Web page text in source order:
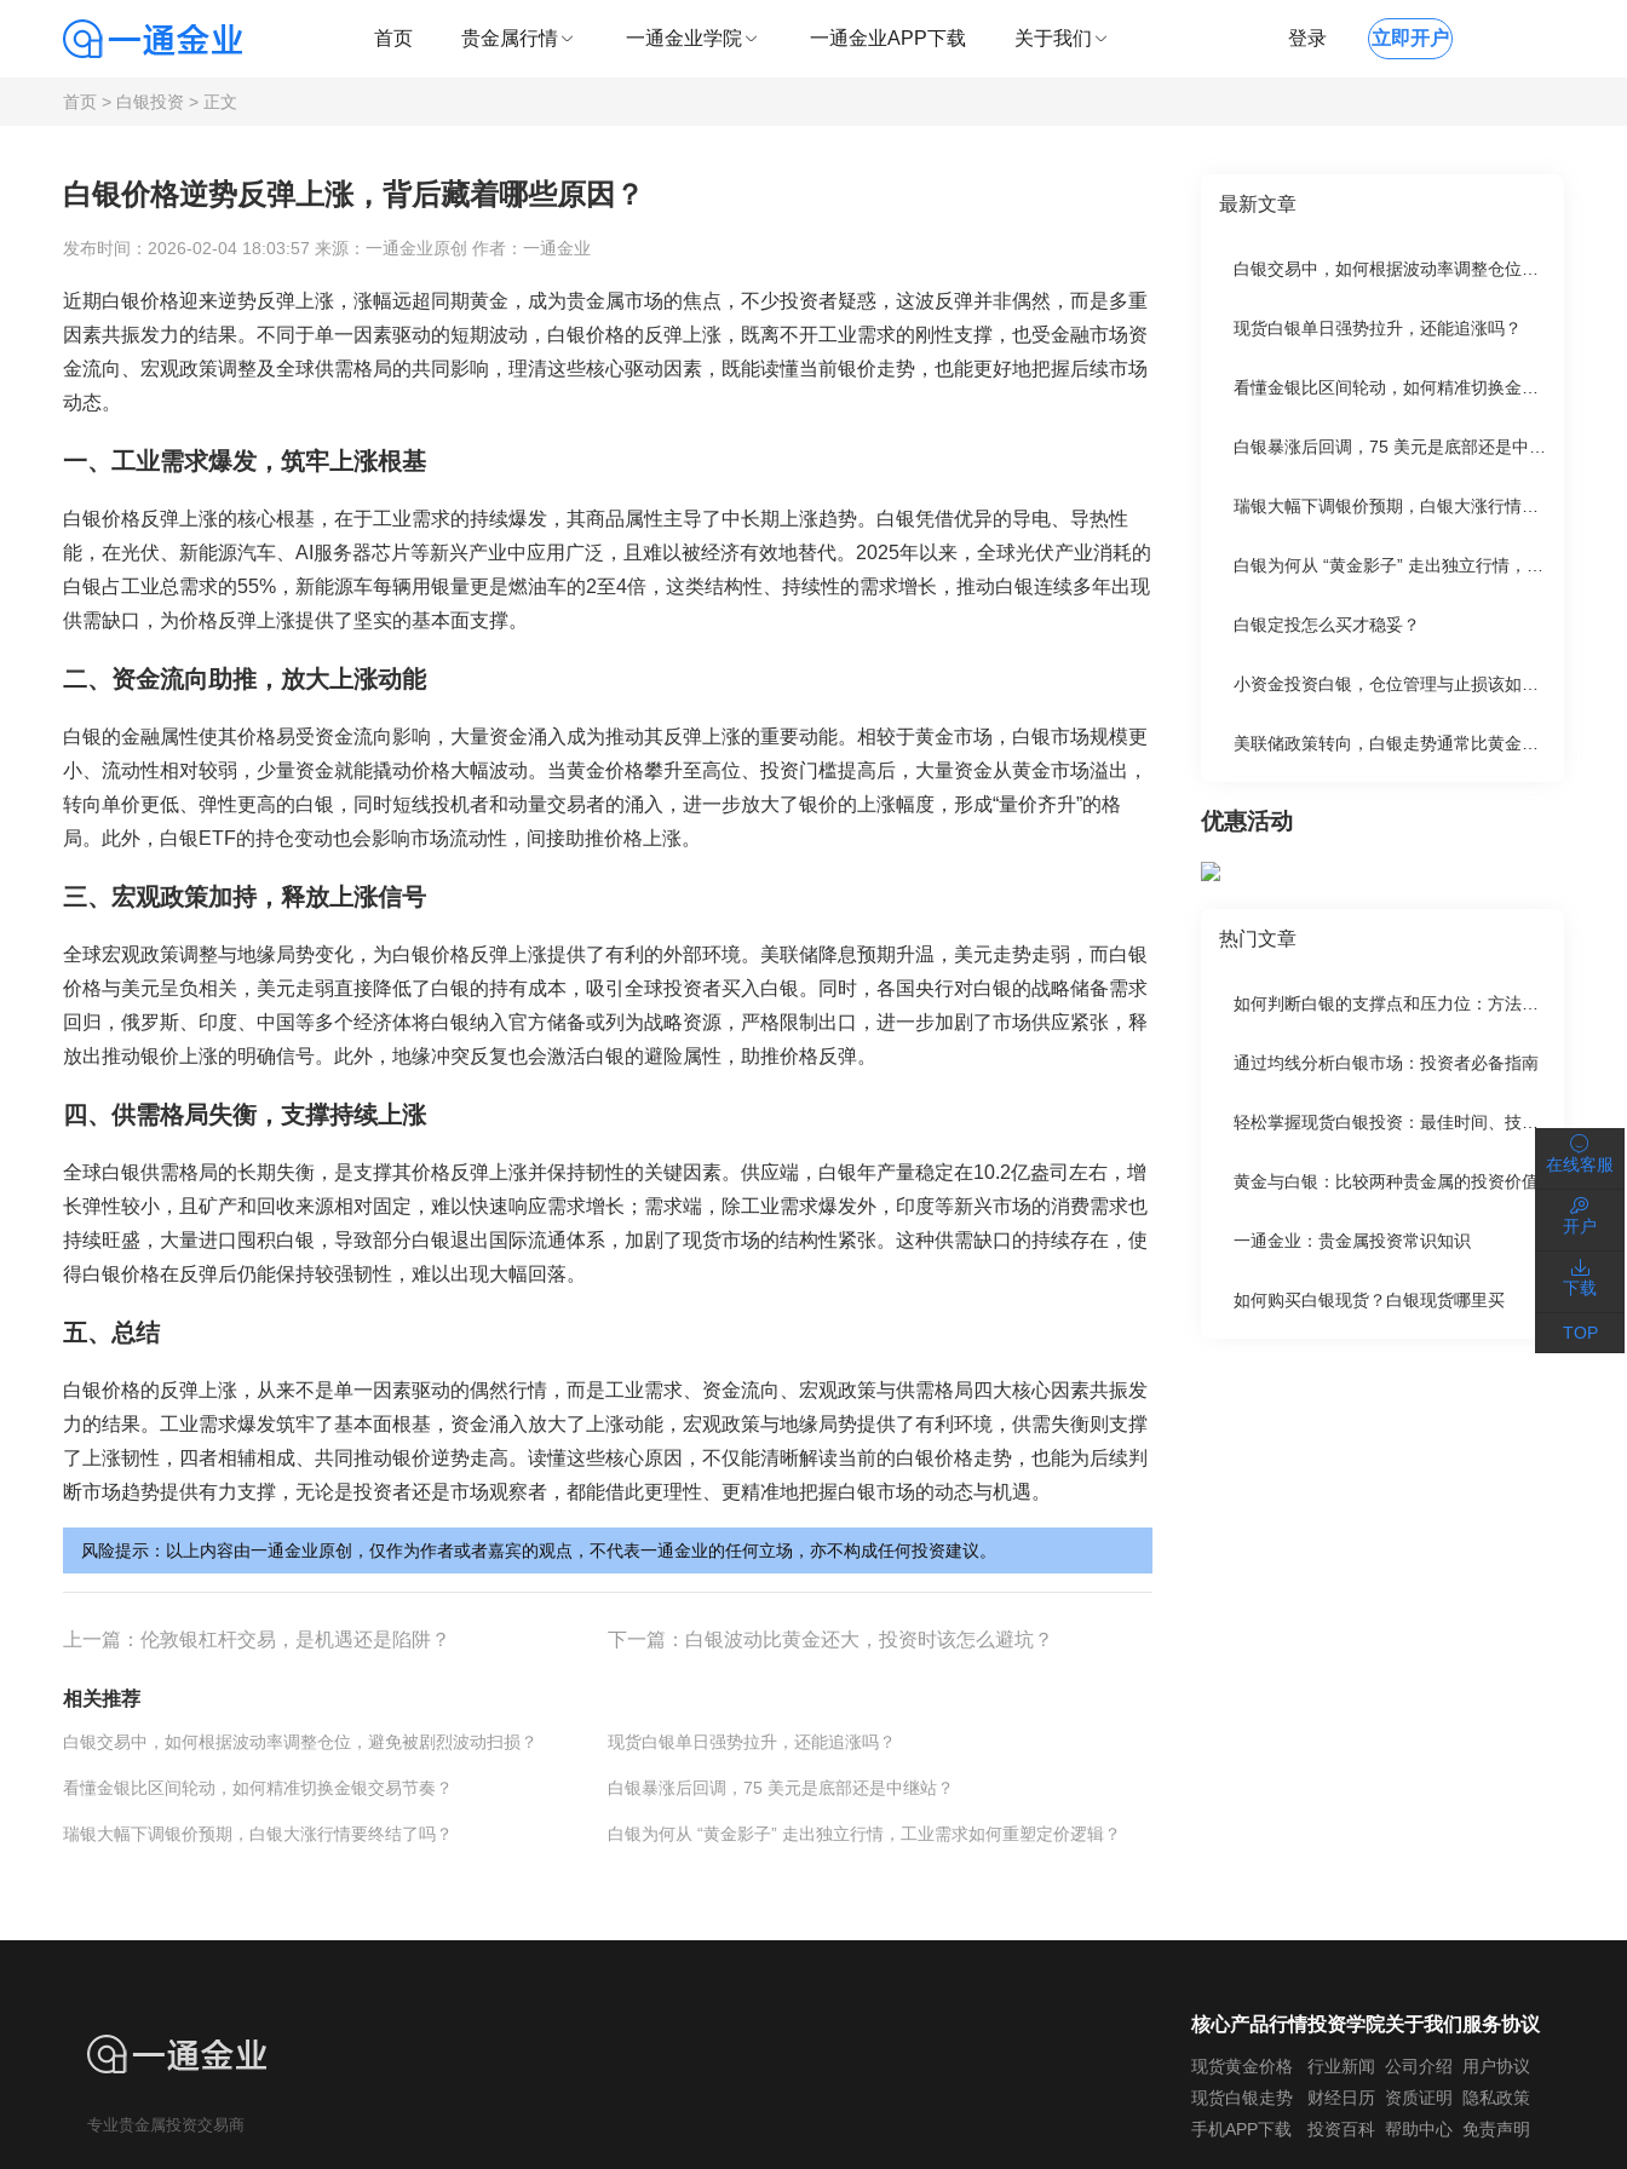
首页 贵金属行情 一通金业学院 一通金业APP下载 关于我们 登录 立即开户
首页 > 白银投资 > 正文
白银价格逆势反弹上涨，背后藏着哪些原因？
发布时间：2026-02-04 18:03:57 来源：一通金业原创 作者：一通金业
近期白银价格迎来逆势反弹上涨，涨幅远超同期黄金，成为贵金属市场的焦点，不少投资者疑惑，这波反弹并非偶然，而是多重
因素共振发力的结果。不同于单一因素驱动的短期波动，白银价格的反弹上涨，既离不开工业需求的刚性支撑，也受金融市场资
金流向、宏观政策调整及全球供需格局的共同影响，理清这些核心驱动因素，既能读懂当前银价走势，也能更好地把握后续市场
动态。
一、工业需求爆发，筑牢上涨根基
白银价格反弹上涨的核心根基，在于工业需求的持续爆发，其商品属性主导了中长期上涨趋势。白银凭借优异的导电、导热性
能，在光伏、新能源汽车、AI服务器芯片等新兴产业中应用广泛，且难以被经济有效地替代。2025年以来，全球光伏产业消耗的
白银占工业总需求的55%，新能源车每辆用银量更是燃油车的2至4倍，这类结构性、持续性的需求增长，推动白银连续多年出现
供需缺口，为价格反弹上涨提供了坚实的基本面支撑。
二、资金流向助推，放大上涨动能
白银的金融属性使其价格易受资金流向影响，大量资金涌入成为推动其反弹上涨的重要动能。相较于黄金市场，白银市场规模更
小、流动性相对较弱，少量资金就能撬动价格大幅波动。当黄金价格攀升至高位、投资门槛提高后，大量资金从黄金市场溢出，
转向单价更低、弹性更高的白银，同时短线投机者和动量交易者的涌入，进一步放大了银价的上涨幅度，形成“量价齐升”的格
局。此外，白银ETF的持仓变动也会影响市场流动性，间接助推价格上涨。
三、宏观政策加持，释放上涨信号
全球宏观政策调整与地缘局势变化，为白银价格反弹上涨提供了有利的外部环境。美联储降息预期升温，美元走势走弱，而白银
价格与美元呈负相关，美元走弱直接降低了白银的持有成本，吸引全球投资者买入白银。同时，各国央行对白银的战略储备需求
回归，俄罗斯、印度、中国等多个经济体将白银纳入官方储备或列为战略资源，严格限制出口，进一步加剧了市场供应紧张，释
放出推动银价上涨的明确信号。此外，地缘冲突反复也会激活白银的避险属性，助推价格反弹。
四、供需格局失衡，支撑持续上涨
全球白银供需格局的长期失衡，是支撑其价格反弹上涨并保持韧性的关键因素。供应端，白银年产量稳定在10.2亿盎司左右，增
长弹性较小，且矿产和回收来源相对固定，难以快速响应需求增长；需求端，除工业需求爆发外，印度等新兴市场的消费需求也
持续旺盛，大量进口囤积白银，导致部分白银退出国际流通体系，加剧了现货市场的结构性紧张。这种供需缺口的持续存在，使
得白银价格在反弹后仍能保持较强韧性，难以出现大幅回落。
五、总结
白银价格的反弹上涨，从来不是单一因素驱动的偶然行情，而是工业需求、资金流向、宏观政策与供需格局四大核心因素共振发
力的结果。工业需求爆发筑牢了基本面根基，资金涌入放大了上涨动能，宏观政策与地缘局势提供了有利环境，供需失衡则支撑
了上涨韧性，四者相辅相成、共同推动银价逆势走高。读懂这些核心原因，不仅能清晰解读当前的白银价格走势，也能为后续判
断市场趋势提供有力支撑，无论是投资者还是市场观察者，都能借此更理性、更精准地把握白银市场的动态与机遇。
风险提示：以上内容由一通金业原创，仅作为作者或者嘉宾的观点，不代表一通金业的任何立场，亦不构成任何投资建议。
上一篇： 伦敦银杠杆交易，是机遇还是陷阱？ 下一篇： 白银波动比黄金还大，投资时该怎么避坑？
相关推荐
白银交易中，如何根据波动率调整仓位，避免被剧烈波动扫损？ 现货白银单日强势拉升，还能追涨吗？
看懂金银比区间轮动，如何精准切换金银交易节奏？ 白银暴涨后回调，75 美元是底部还是中继站？
瑞银大幅下调银价预期，白银大涨行情要终结了吗？ 白银为何从 “黄金影子” 走出独立行情，工业需求如何重塑定价逻辑？
最新文章
现货白银单日强势拉升，还能追涨吗？
白银定投怎么买才稳妥？
优惠活动
热门文章
通过均线分析白银市场：投资者必备指南
黄金与白银：比较两种贵金属的投资价值
一通金业：贵金属投资常识知识
如何购买白银现货？白银现货哪里买
专业贵金属投资交易商
核心产品行情
现货黄金价格
现货白银走势
手机APP下载
投资学院
行业新闻
财经日历
投资百科
关于我们
公司介绍
资质证明
帮助中心
服务协议
用户协议
隐私政策
免责声明
在线客服
开户
下载
TOP